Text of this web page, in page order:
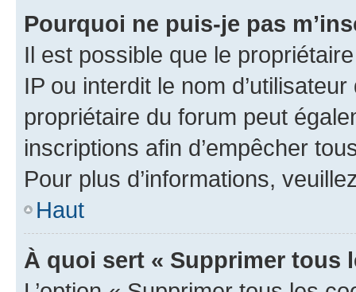
Pourquoi ne puis-je pas
Il est possible que le
IP ou interdit le nom
propriétaire du forum peut
inscriptions afin d’empêcher
Pour plus d’informations,
Haut
À quoi sert « Supprimer tous